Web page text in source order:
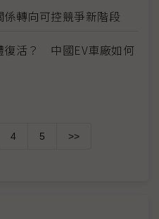
轉向可控競爭新階段
復活？ 中國EV車廠如何
4 5 >>